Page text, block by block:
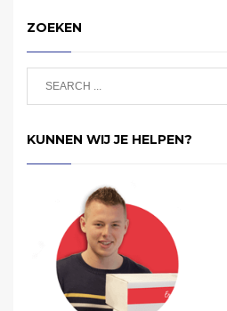
ZOEKEN
KUNNEN WIJ JE HELPEN?